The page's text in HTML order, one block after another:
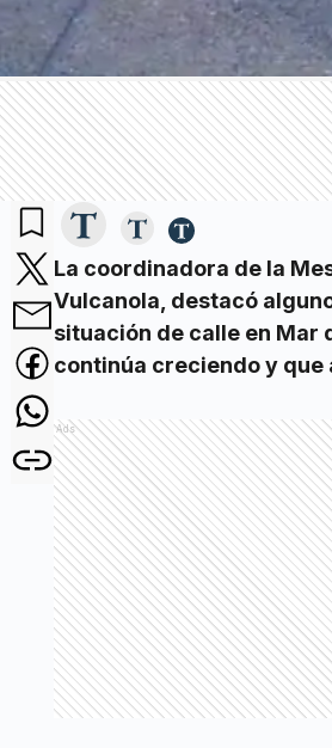
La coordinadora de la
Vulcanola, destacó
situación de calle en Mar
continúa creciendo y
Ads